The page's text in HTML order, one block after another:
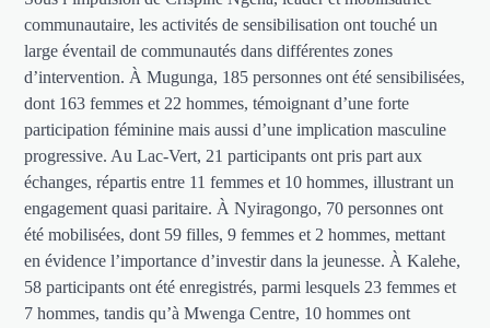
communautaire, les activités de sensibilisation ont touché un
large éventail de communautés dans différentes zones
d’intervention. À Mugunga, 185 personnes ont été sensibilisées,
dont 163 femmes et 22 hommes, témoignant d’une forte
participation féminine mais aussi d’une implication masculine
progressive. Au Lac-Vert, 21 participants ont pris part aux
échanges, répartis entre 11 femmes et 10 hommes, illustrant un
engagement quasi paritaire. À Nyiragongo, 70 personnes ont
été mobilisées, dont 59 filles, 9 femmes et 2 hommes, mettant
en évidence l’importance d’investir dans la jeunesse. À Kalehe,
58 participants ont été enregistrés, parmi lesquels 23 femmes et
7 hommes, tandis qu’à Mwenga Centre, 10 hommes ont